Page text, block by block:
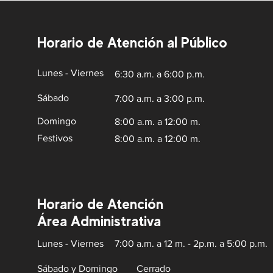
Horario de Atención al Público
Lunes - Viernes 6:30 a.m. a 6:00 p.m.
Sábado 7:00 a.m. a 3:00 p.m.
Domingo
Festivos
8:00 a.m. a 12:00 m.
8:00 a.m. a 12:00 m.
Horario de Atención
Área Administrativa
Lunes - Viernes 7:00 a.m. a 12 m. - 2p.m. a 5:00 p.m.
Sábado y Domingo Cerrado